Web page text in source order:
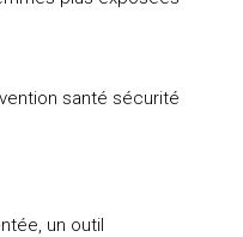
santé sécurité
un outil